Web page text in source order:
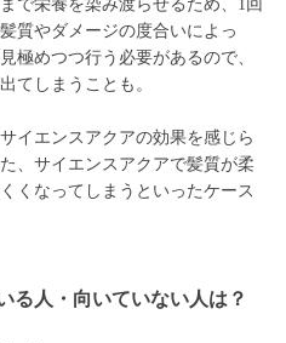
で栄養を染み渡らせるため、1回
質やダメージの度合いによっ
極めつつ行う必要があるので、
てしまうことも。
イエンスアクアの効果を感じら
、サイエンスアクアで髪質が柔
くなってしまうといったケース
る人・向いていない人は？